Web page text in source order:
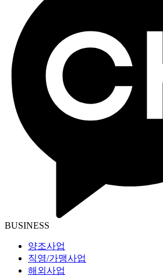
BUSINESS
양조사업
직영/가맹사업
해외사업